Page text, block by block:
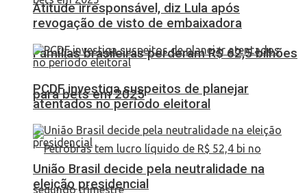
Famílias brasileiras perderam R$ 62,5 bilhões
para bets em 2025
Atitude irresponsável, diz Lula após
revogação de visto de embaixadora
PCDF investiga suspeitos de planejar
atentados no período eleitoral
União Brasil decide pela neutralidade na
eleição presidencial